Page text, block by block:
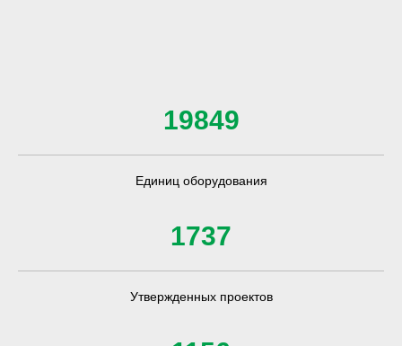
19849
Единиц оборудования
1737
Утвержденных проектов